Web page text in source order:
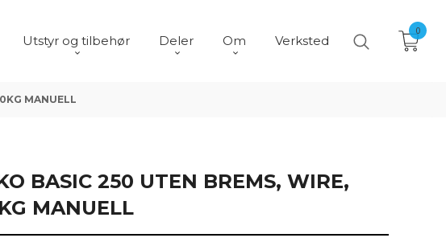
Utstyr og tilbehør Deler Om Verksted
0
MANUELL
BASIC 250 UTEN BREMS, WIRE,
MANUELL